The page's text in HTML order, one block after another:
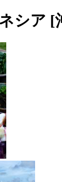
シア [